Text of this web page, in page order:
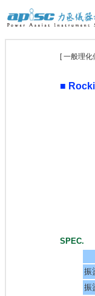
[ 一般理化
■
SPEC.
振
振